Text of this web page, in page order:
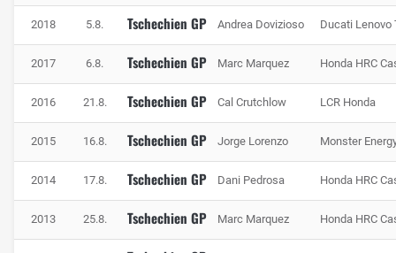
Auf den Naturtribünen Brünns sorgen tausende Fans für Partystimmung,
2018 5.8. Tschechien GP Andrea Dovizioso Ducati Lenovo
2017 6.8. Tschechien GP Marc Marquez Honda HRC
2016 21.8. Tschechien GP Cal Crutchlow LCR Honda
2015 16.8. Tschechien GP Jorge Lorenzo Monster
2014 17.8. Tschechien GP Dani Pedrosa Honda HRC
2013 25.8. Tschechien GP Marc Marquez Honda HRC